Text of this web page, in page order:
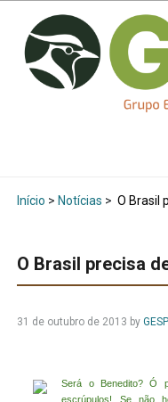
Início > Notícias > O Brasil
O Brasil precisa
31 de outubro de 2013 by GESP
Será o Benedito? Ó
escrúpulos! Se não